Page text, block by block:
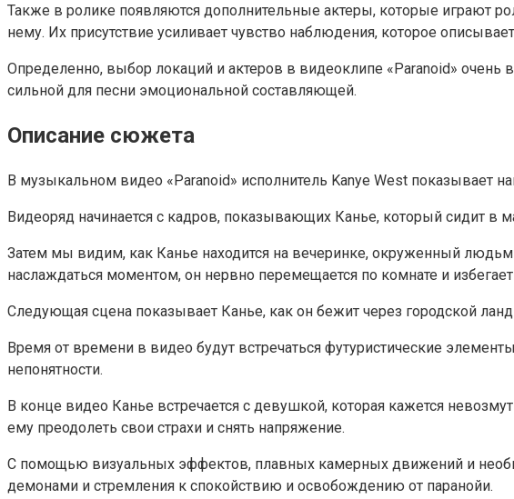
Также в ролике появляются дополнительные актеры, которые играют
нему. Их присутствие усиливает чувство наблюдения, которое
Определенно, выбор локаций и актеров в видеоклипе «Paranoid»
сильной для песни эмоциональной составляющей.
Описание сюжета
В музыкальном видео «Paranoid» исполнитель Kanye West показывает
Видеоряд начинается с кадров, показывающих Канье, который сидит
Затем мы видим, как Канье находится на вечеринке, окруженный
наслаждаться моментом, он нервно перемещается по комнате и
Следующая сцена показывает Канье, как он бежит через городской
Время от времени в видео будут встречаться футуристические
непонятности.
В конце видео Канье встречается с девушкой, которая кажется
ему преодолеть свои страхи и снять напряжение.
С помощью визуальных эффектов, плавных камерных движений и
демонами и стремления к спокойствию и освобождению от паранойи.